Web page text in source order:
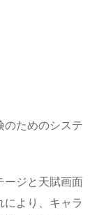
のためのシステ
ージと天賦画面
より、キャラ